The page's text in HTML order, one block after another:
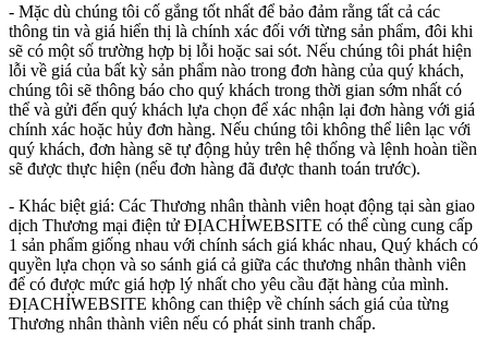
- Mặc dù chúng tôi cố gắng tốt nhất để bảo đảm rằng tất cả các
thông tin và giá hiển thị là chính xác đối với từng sản phẩm, đôi khi
sẽ có một số trường hợp bị lỗi hoặc sai sót. Nếu chúng tôi phát hiện
lỗi về giá của bất kỳ sản phẩm nào trong đơn hàng của quý khách,
chúng tôi sẽ thông báo cho quý khách trong thời gian sớm nhất có
thể và gửi đến quý khách lựa chọn để xác nhận lại đơn hàng với giá
chính xác hoặc hủy đơn hàng. Nếu chúng tôi không thể liên lạc với
quý khách, đơn hàng sẽ tự động hủy trên hệ thống và lệnh hoàn tiền
sẽ được thực hiện (nếu đơn hàng đã được thanh toán trước).
- Khác biệt giá: Các Thương nhân thành viên hoạt động tại sàn giao
dịch Thương mại điện tử ĐỊACHỈWEBSITE có thể cùng cung cấp
1 sản phẩm giống nhau với chính sách giá khác nhau, Quý khách có
quyền lựa chọn và so sánh giá cả giữa các thương nhân thành viên
để có được mức giá hợp lý nhất cho yêu cầu đặt hàng của mình.
ĐỊACHỈWEBSITE không can thiệp về chính sách giá của từng
Thương nhân thành viên nếu có phát sinh tranh chấp.